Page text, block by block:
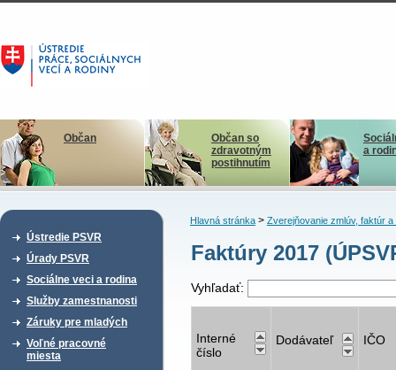
Občan
Občan so
zdravotným
postihnutím
a
Ústredie PSVR
Úrady PSVR
Sociálne veci a rodina
Služby zamestnanosti
Záruky pre mladých
Voľné pracovné
miesta
Hlavná stránka> Zverejňovanie zmlúv, faktúr a
Faktúry 2017
Vyhľadať:
Interné
číslo
Dodávateľ IČO